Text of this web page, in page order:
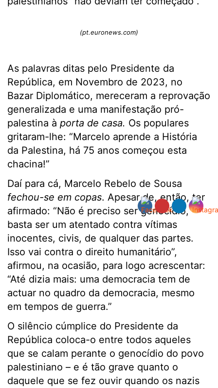
(pt.euronews.com)
As palavras ditas pelo Presidente da
República, em Novembro de 2023, no
Bazar Diplomático, mereceram a reprovação
generalizada e uma manifestação pró-
palestina à porta de casa. Os populares
gritaram-lhe: “Marcelo aprende a História
da Palestina, há 75 anos começou esta
chacina!”
Daí para cá, Marcelo Rebelo de Sousa
fechou-se em copas. Apesar de, então, ter
afirmado: “Não é preciso ser genocídio,
basta ser um atentado contra vítimas
inocentes, civis, de qualquer das partes.
Isso vai contra o direito humanitário”,
afirmou, na ocasião, para logo acrescentar:
“Até dizia mais: uma democracia tem de
actuar no quadro da democracia, mesmo
em tempos de guerra.”
O silêncio cúmplice do Presidente da
República coloca-o entre todos aqueles
que se calam perante o genocídio do povo
palestiniano – e é tão grave quanto o
daquele que se fez ouvir quando os nazis